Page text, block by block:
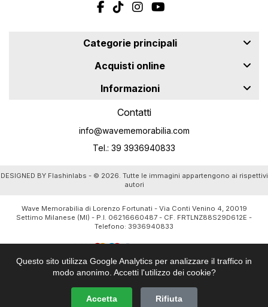
Questo sito utilizza Google Analytics per analizzare il traffico in
modo anonimo. Accetti l'utilizzo dei cookie?
Accetta Rifiuta
Categorie principali
Acquisti online
Informazioni
Contatti
info@wavememorabilia.com
Tel.: 39 3936940833
DESIGNED BY Flashinlabs - © 2026. Tutte le immagini appartengono ai rispettivi
autori
Wave Memorabilia di Lorenzo Fortunati - Via Conti Venino 4, 20019
Settimo Milanese (MI) - P.I. 06216660487 - CF. FRTLNZ88S29D612E -
Telefono: 3936940833